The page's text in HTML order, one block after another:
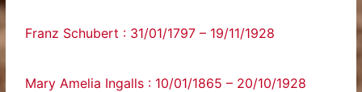
Franz Schubert : 31/01/1797 – 19/11/1928
Mary Amelia Ingalls : 10/01/1865 – 20/10/1928